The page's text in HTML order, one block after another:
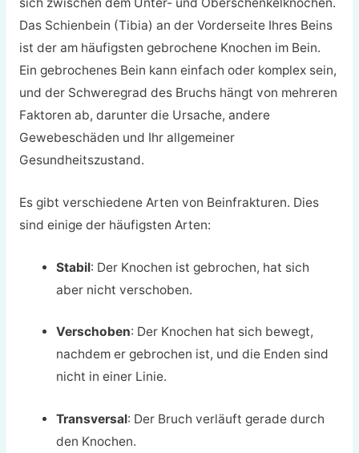
Das Schienbein (Tibia) an der Vorderseite Ihres Beins
ist der am häufigsten gebrochene Knochen im Bein.
Ein gebrochenes Bein kann einfach oder komplex sein,
und der Schweregrad des Bruchs hängt von mehreren
Faktoren ab, darunter die Ursache, andere
Gewebeschäden und Ihr allgemeiner
Gesundheitszustand.
Es gibt verschiedene Arten von Beinfrakturen. Dies
sind einige der häufigsten Arten:
Stabil: Der Knochen ist gebrochen, hat sich
aber nicht verschoben.
Verschoben: Der Knochen hat sich bewegt,
nachdem er gebrochen ist, und die Enden sind
nicht in einer Linie.
Transversal: Der Bruch verläuft gerade durch
den Knochen.